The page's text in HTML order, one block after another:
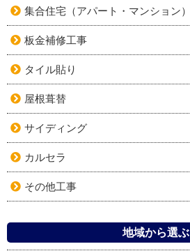
集合住宅（アパート・マンション）
板金補修工事
タイル貼り
屋根葺替
サイディング
カルセラ
その他工事
地域から選ぶ